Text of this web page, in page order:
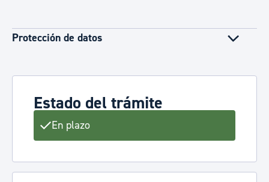
Protección de datos
Estado del trámite
En plazo